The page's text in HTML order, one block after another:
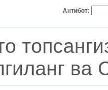
Антибот:
ва